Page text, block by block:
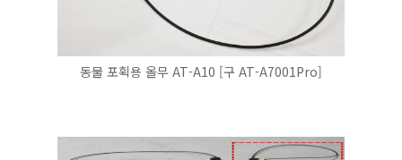
동물 포획용 올무 AT-A10 [구 AT-A7001Pro]